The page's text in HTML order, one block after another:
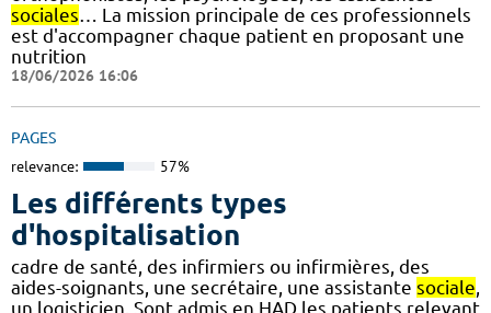
sociales… La mission principale de ces professionnels
est d'accompagner chaque patient en proposant une
nutrition
18/06/2026 16:06
PAGES
relevance: 57%
Les différents types
d'hospitalisation
cadre de santé, des infirmiers ou infirmières, des
aides-soignants, une secrétaire, une assistante sociale
un logisticien. Sont admis en HAD les patients relevant